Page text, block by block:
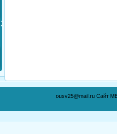
ousv25@mail.ru Сайт